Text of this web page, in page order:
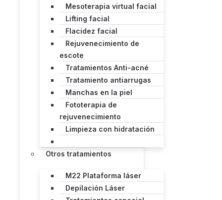
Mesoterapia virtual facial
Lifting facial
Flacidez facial
Rejuvenecimiento de
escote
Tratamientos Anti-acné
Tratamiento antiarrugas
Manchas en la piel
Fototerapia de
rejuvenecimiento
Limpieza con hidratación
Otros tratamientos
M22 Plataforma láser
Depilación Láser